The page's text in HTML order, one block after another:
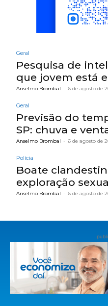
Geral
Pesquisa de
que jovem está
Anselmo Brombal - 6 de agosto de
Geral
Previsão do
SP: chuva e
Anselmo Brombal - 6 de agosto de
Polícia
Boate
exploração
Anselmo Brombal - 6 de agosto de